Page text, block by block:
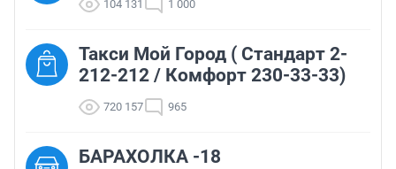
104 131 1 000
Такси Мой Город ( Стандарт 2-
212-212 / Комфорт 230-33-33)
720 157 965
БАРАХОЛКА -18